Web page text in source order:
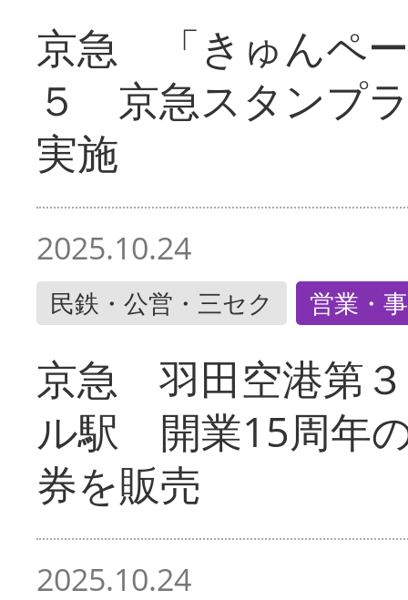
京急 「きゅんペ
５ 京急スタンプ
実施
2025.10.24
民鉄・公営・三セク 営業・
京急 羽田空港第
ル駅 開業15周年
券を販売
2025.10.24